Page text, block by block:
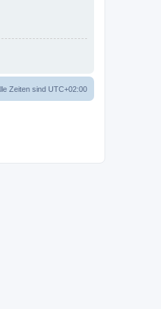
Zeiten sind UTC+02:00